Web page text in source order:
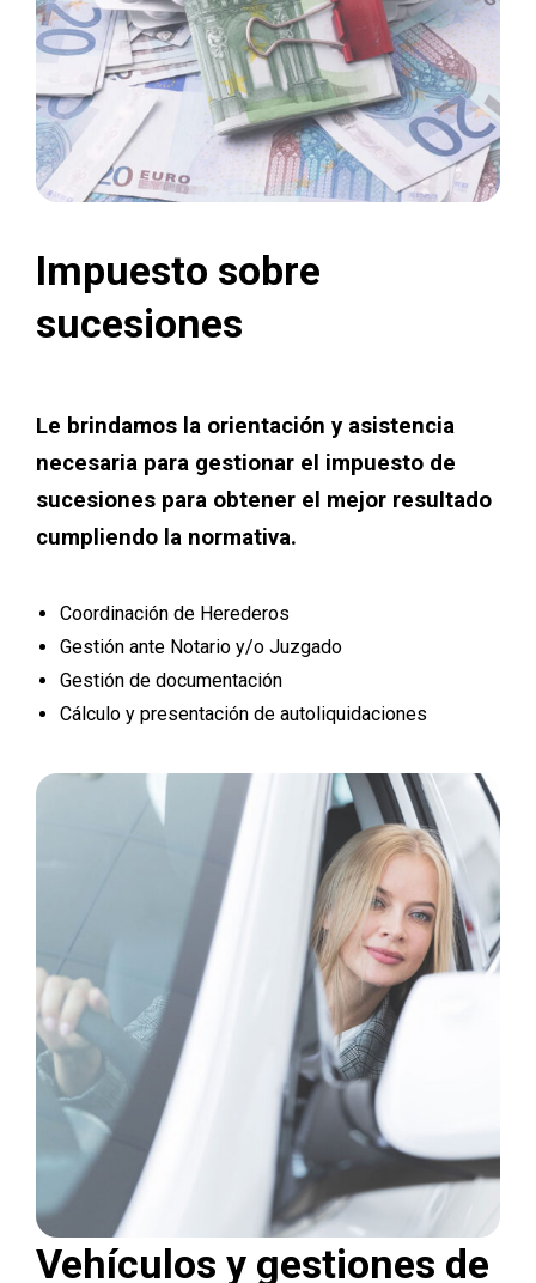
Impuesto sobre
sucesiones
Le brindamos la orientación y asistencia
necesaria para gestionar el impuesto de
sucesiones para obtener el mejor resultado
cumpliendo la normativa.
Coordinación de Herederos
Gestión ante Notario y/o Juzgado
Gestión de documentación
Cálculo y presentación de autoliquidaciones
Vehículos y gestiones de